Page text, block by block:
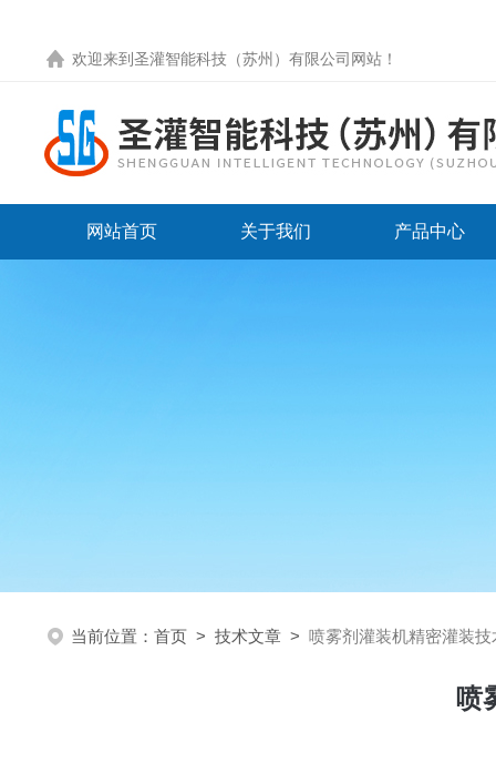
欢迎来到圣灌智能科技（苏州）有限公司网站！
网站首页 关于我们 产品中心
当前位置： 首页 > 技术文章 > 喷雾剂灌装机精密灌装
喷